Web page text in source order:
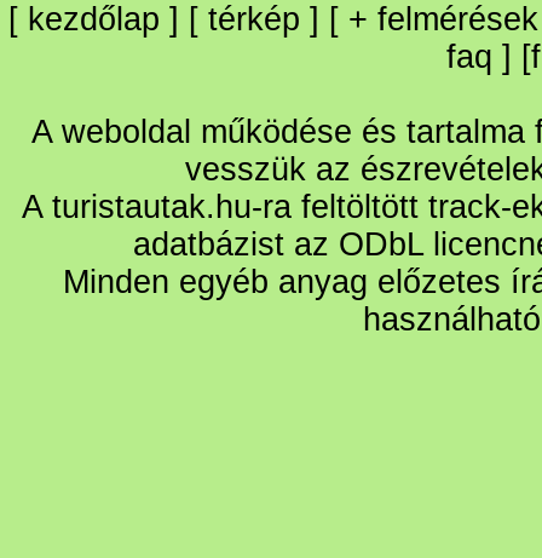
[ kezdőlap ] [ térkép ] [ + felmérések
faq ] [
A weboldal működése és
vesszük az
A turistautak.hu-ra feltöltött track-
adatbázist az ODbL
Minden egyéb anyag előzetes